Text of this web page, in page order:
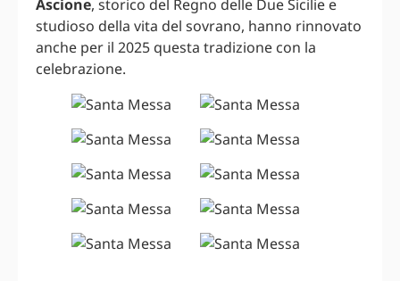
Ascione, storico del Regno delle Due Sicilie e
studioso della vita del sovrano, hanno rinnovato
anche per il 2025 questa tradizione con la
celebrazione.